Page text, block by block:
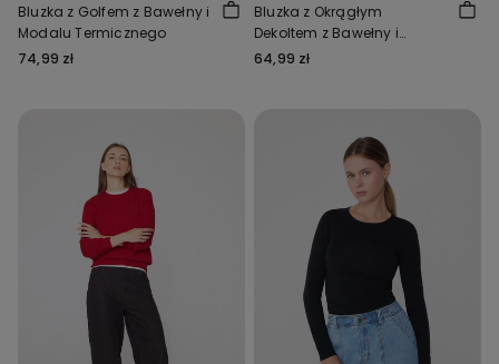
Bluzka z Golfem z Bawełny i
Modalu Termicznego
74,99 zł
Bluzka z Okrągłym
Dekoltem z Bawełny i
Modalu Termicznego
64,99 zł